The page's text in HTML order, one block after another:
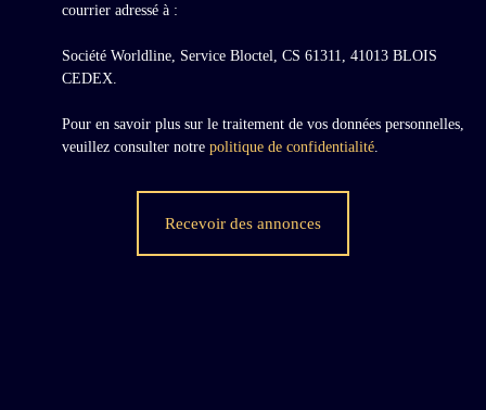
courrier adressé à :
Société Worldline, Service Bloctel, CS 61311, 41013 BLOIS
CEDEX.
Pour en savoir plus sur le traitement de vos données personnelles,
veuillez consulter notre politique de confidentialité
Recevoir des annonces